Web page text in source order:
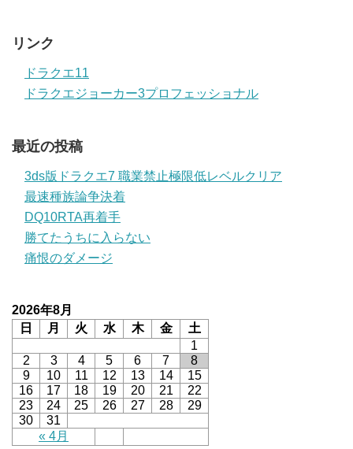
リンク
ドラクエ11
ドラクエジョーカー3プロフェッショナル
最近の投稿
3ds版ドラクエ7 職業禁止極限低レベルクリア
最速種族論争決着
DQ10RTA再着手
勝てたうちに入らない
痛恨のダメージ
2026年8月
日
月 火 水 木 金 土
« 4月
1
2
3 4 5 6 7
8
9
10 11 12 13 14
15
16
17 18 19 20 21
22
23
24 25 26 27 28
29
30
31